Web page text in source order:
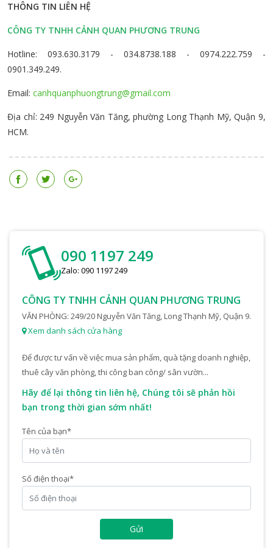
THÔNG TIN LIÊN HỆ
CÔNG TY TNHH CẢNH QUAN PHƯƠNG TRUNG
Hotline: 093.630.3179 - 034.8738.188 - 0974.222.759 -
0901.349.249.
Email: canhquanphuongtrung@gmail.com
Địa chỉ: 249 Nguyễn Văn Tăng, phường Long Thạnh Mỹ, Quận 9,
HCM.
090 1197 249
Zalo: 090 1197 249
CÔNG TY TNHH CẢNH QUAN PHƯƠNG TRUNG
VĂN PHÒNG: 249/20 Nguyễn Văn Tăng, Long Thạnh Mỹ, Quận 9.
Xem danh sách cửa hàng
Để được tư vấn về việc mua sản phẩm, quà tặng doanh nghiệp,
thuê cây văn phòng, thi công ban công/ sân vườn...
Hãy để lại thông tin liên hệ, Chúng tôi sẽ phản hồi
bạn trong thời gian sớm nhất!
Tên của bạn*
Số điện thoại*
Gửi